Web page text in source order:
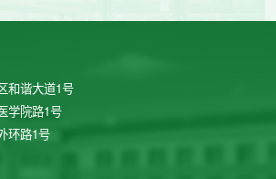
和谐大道1号
学院路1号
环路1号